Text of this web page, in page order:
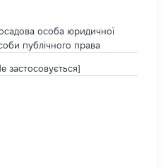
особа юридичної
публічного права
застосовується]